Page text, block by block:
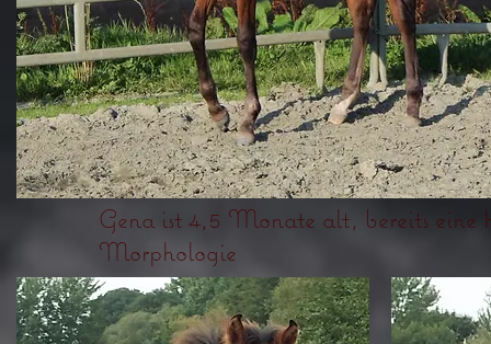
Gena ist 4,5 Monate alt, bereits eine
Morphologie